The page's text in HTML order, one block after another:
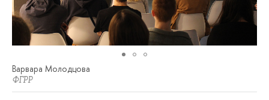
Варвара Молодцова
ФГРР